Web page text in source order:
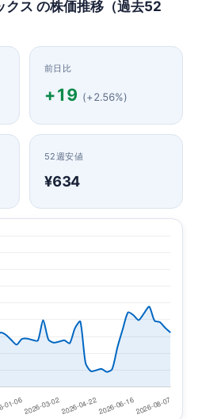
クス の株価推移（過去52
前日比
+19 (+2.56%)
52週安値
¥634